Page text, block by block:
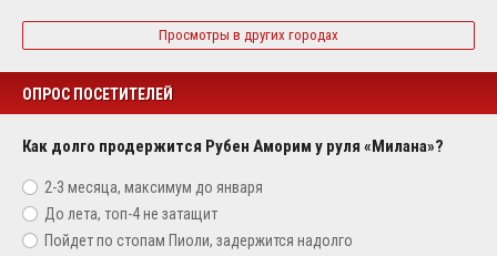
Просмотры в других городах
ОПРОС ПОСЕТИТЕЛЕЙ
Как долго продержится Рубен Аморим у руля «Милана»?
2-3 месяца, максимум до января
До лета, топ-4 не затащит
Пойдет по стопам Пиоли, задержится надолго